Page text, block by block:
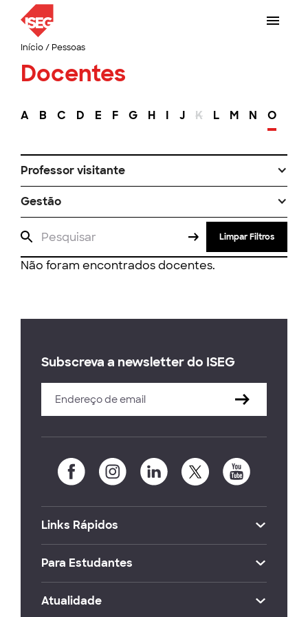
Início/ Pessoas
Docentes
A B C D E F G H I J K L M N O
Professor visitante
Gestão
Limpar Filtros
Não foram encontrados docentes.
Subscreva a newsletter do ISEG
Links Rápidos
Para Estudantes
Atualidade